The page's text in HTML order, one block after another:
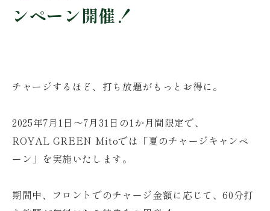
ンペーン開催！
チャージするほど、打ち放題がもっとお得に。
2025年7月1日〜7月31日の1か月間限定で、
ROYAL GREEN Mitoでは「夏のチャージキャンペ
ーン」を実施いたします。
期間中、フロントでのチャージ金額に応じて、60分打